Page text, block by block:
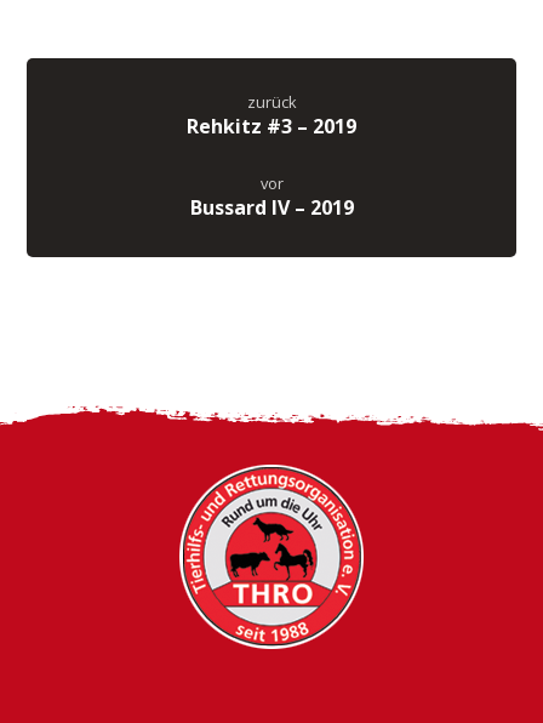
zurück
Rehkitz #3 – 2019
vor
Bussard IV – 2019